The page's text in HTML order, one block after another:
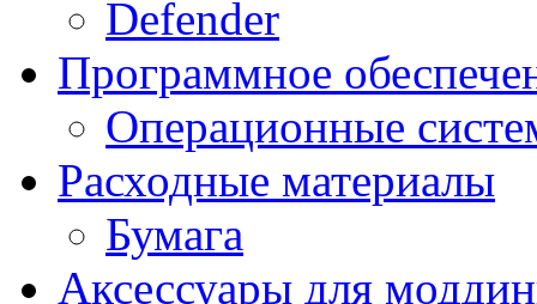
Defender
Программное
Операционные
Расходные материалы
Бумага
Аксессуары для